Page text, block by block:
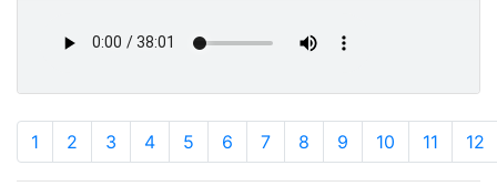
1 2 3 4 5 6 7 8 9 10 11 12